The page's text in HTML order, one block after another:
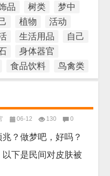
品 树类
梦中
植物
活动
生活用品
自己
身体器官
食品饮料 鸟禽类
06-12 130 0
？做梦吧，好吗？
下是民间对皮肤被